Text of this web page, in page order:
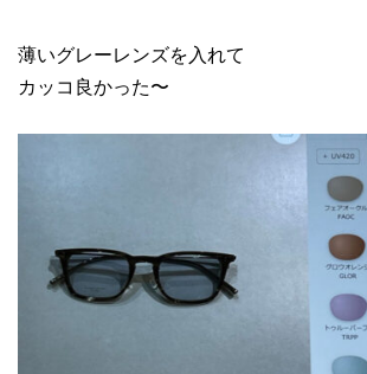
薄いグレーレンズを入れて
カッコ良かった〜